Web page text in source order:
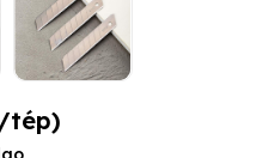
tép)